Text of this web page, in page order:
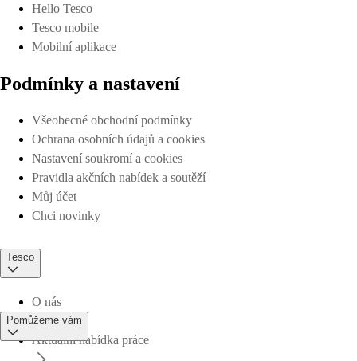
Hello Tesco
Tesco mobile
Mobilní aplikace
Podmínky a nastavení
Všeobecné obchodní podmínky
Ochrana osobních údajů a cookies
Nastavení soukromí a cookies
Pravidla akčních nabídek a soutěží
Můj účet
Chci novinky
Tesco
O nás
Aktuální nabídka práce
Pomůžeme vám